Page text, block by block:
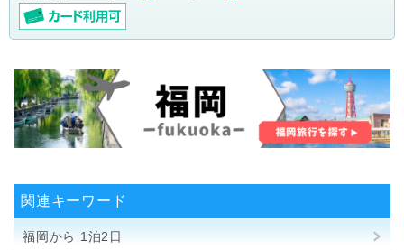
関連キーワード
福岡から 1泊2日